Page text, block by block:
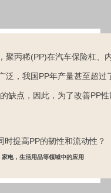
聚丙稀(PP)在汽车保险杠、
泛，我国 PP年产量甚至超过
缺点，因此，为了改善PP性
家电，生活用品等领域中的应用